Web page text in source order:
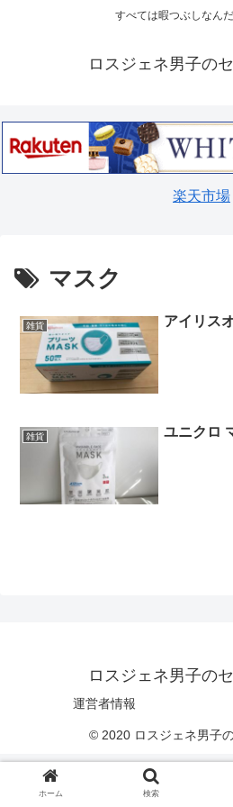
すべては暇つぶしなんだ
ロスジェネ男子の
楽天市場
マスク
雑貨 アイリス
雑貨 ユニクロ
ロスジェネ男子の
運営者情報
© 2020 ロスジェネ男子
ホーム 検索